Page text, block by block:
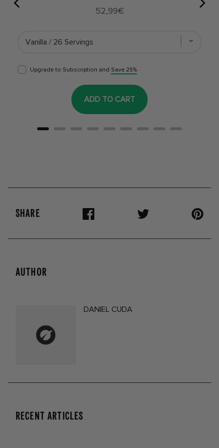
Price
52,99€
Upgrade to Subscription and Save 25%
ADD TO CART
SHARE
AUTHOR
DANIEL CUDA
RECENT ARTICLES